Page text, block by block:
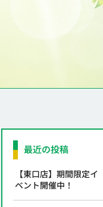
最近の投稿
【東口店】期間限定イ
ベント開催中！